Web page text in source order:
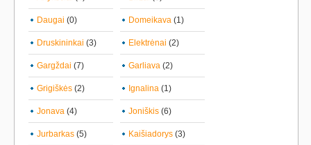
Daugai (0) Domeikava (1)
Druskininkai (3) Elektrėnai (2)
Gargždai (7) Garliava (2)
Grigiškės (2) Ignalina (1)
Jonava (4) Joniškis (6)
Jurbarkas (5) Kaišiadorys (3)